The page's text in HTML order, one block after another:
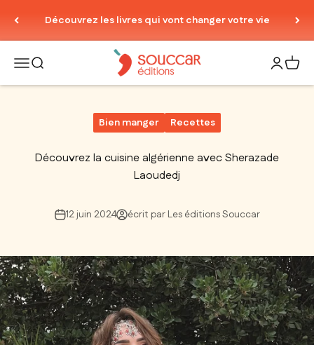
Découvrez les livres qui vont changer votre vie
Ouvrir la navigation
Ouvrir la rechercheThierry Souccar Editions Ouvrir
Voir
Bien manger Recettes
Découvrez la cuisine algérienne avec Sherazade
Laoudedj
12 juin 2024 écrit par Les éditions Souccar